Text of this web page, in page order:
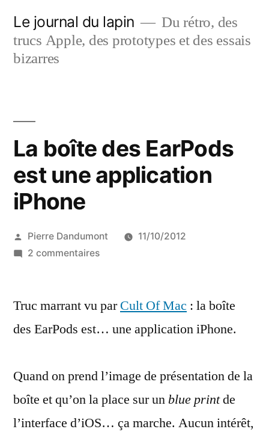
contenu
Le journal du lapin
Du rétro, des
trucs Apple, des prototypes et des essais
bizarres
La boîte des EarPods
est une application
iPhone
Publié
par
Pierre Dandumont
11/10/2012
2 commentairessur
des
est
application
Truc marrant vu parCult Of Mac : la boîte
des EarPods est… une application iPhone.
Quand on prend l’image de présentation de la
boîte et qu’on la place sur un blue printde
l’interface d’iOS… ça marche. Aucun intérêt,